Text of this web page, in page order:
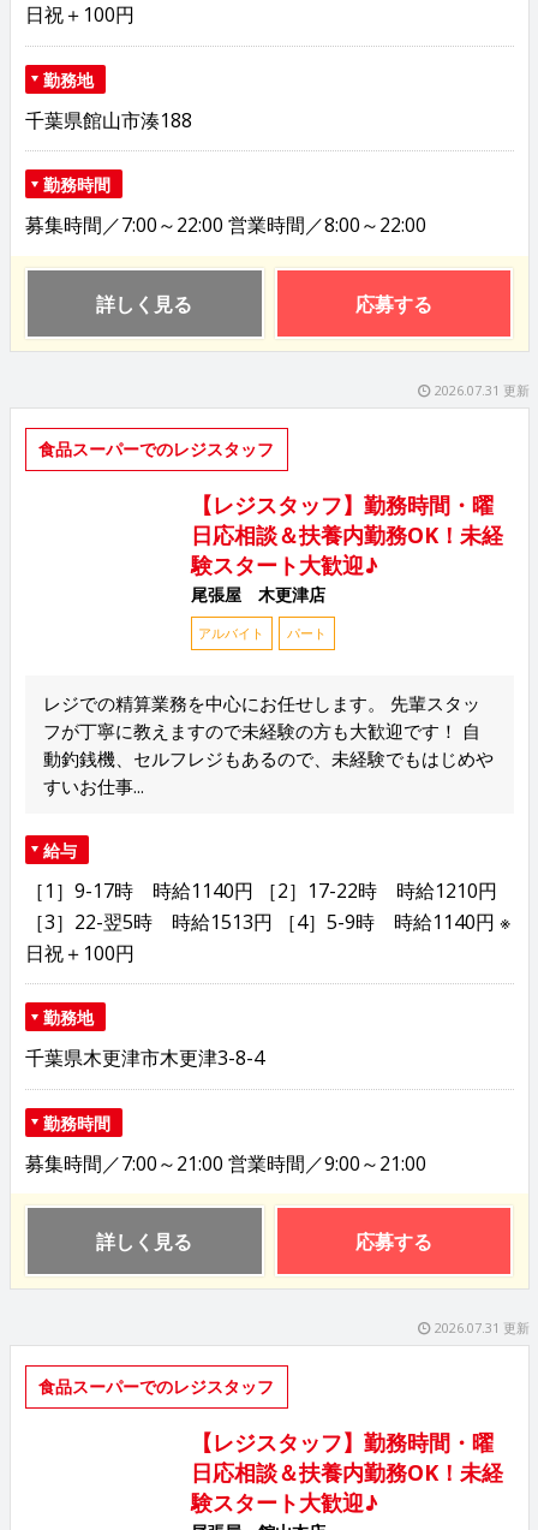
日祝＋100円
勤務地
千葉県館山市湊188
勤務時間
募集時間／7:00～22:00 営業時間／8:00～22:00
詳しく見る 応募する
2026.07.31 更新
食品スーパーでのレジスタッフ
【レジスタッフ】勤務時間・曜
日応相談＆扶養内勤務OK！未経
験スタート大歓迎♪
尾張屋 木更津店
アルバイト パート
レジでの精算業務を中心にお任せします。 先輩スタッ
フが丁寧に教えますので未経験の方も大歓迎です！ 自
動釣銭機、セルフレジもあるので、未経験でもはじめや
すいお仕事...
給与
［1］9-17時 時給1140円 ［2］17-22時 時給1210円
［3］22-翌5時 時給1513円 ［4］5-9時 時給1140円 ※
日祝＋100円
勤務地
千葉県木更津市木更津3-8-4
勤務時間
募集時間／7:00～21:00 営業時間／9:00～21:00
詳しく見る 応募する
2026.07.31 更新
食品スーパーでのレジスタッフ
【レジスタッフ】勤務時間・曜
日応相談＆扶養内勤務OK！未経
験スタート大歓迎♪